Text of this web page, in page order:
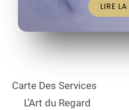
LIRE
Carte Des Services
L’Art du Regard